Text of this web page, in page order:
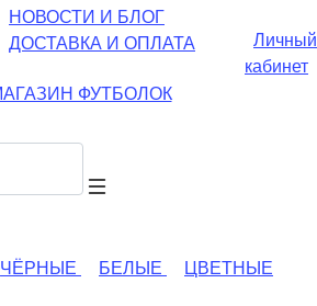
НОВОСТИ И БЛОГ
ДОСТАВКА И ОПЛАТА
Личный
кабинет
ЧЁРНЫЕ БЕЛЫЕ
ЦВЕТНЫЕ